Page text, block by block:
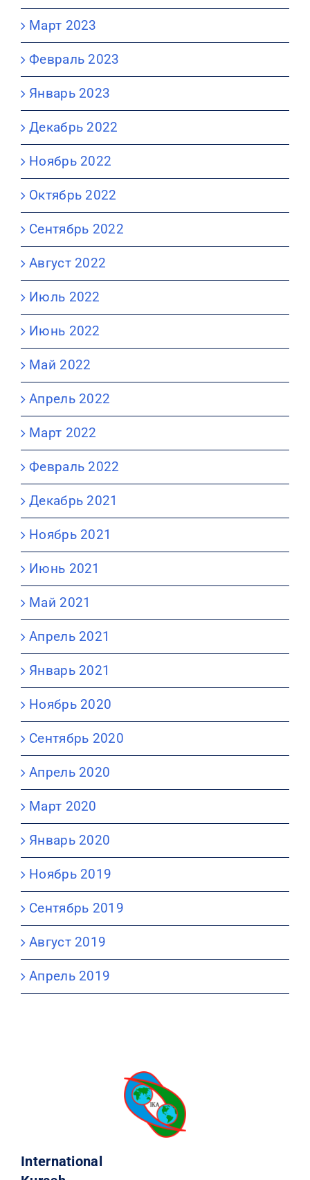
Март 2023
Февраль 2023
Январь 2023
Декабрь 2022
Ноябрь 2022
Октябрь 2022
Сентябрь 2022
Август 2022
Июль 2022
Июнь 2022
Май 2022
Апрель 2022
Март 2022
Февраль 2022
Декабрь 2021
Ноябрь 2021
Июнь 2021
Май 2021
Апрель 2021
Январь 2021
Ноябрь 2020
Сентябрь 2020
Апрель 2020
Март 2020
Январь 2020
Ноябрь 2019
Сентябрь 2019
Август 2019
Апрель 2019
International